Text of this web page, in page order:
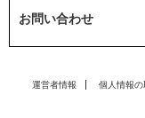
お問い合わせ
運営者情報 個人情報